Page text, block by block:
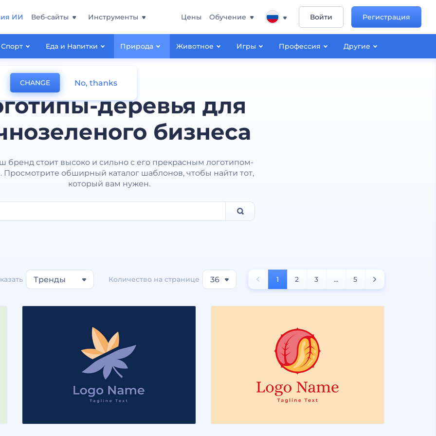
ИИ
Спорт Еда и Напитки Природа Животное Игры Профессия Другие
Веб-сайты Инструменты Цены Обучение Войти Регистрация
деревья для
бизнеса
бренд стоит высоко и сильно с его прекрасным логотипом-
Просмотрите обширный каталог шаблонов, чтобы найти тот,
который вам нужен.
Тренды Количество на странице 36 1 2 3 ... 5
CHANGE No, thanks